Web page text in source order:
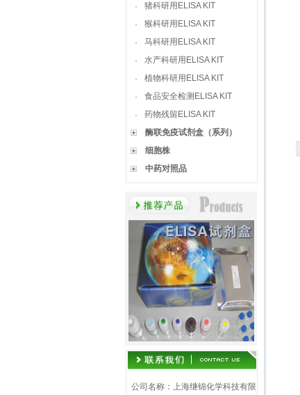
·
猪科研用ELISA KIT
·
猴科研用ELISA KIT
·
马科研用ELISA KIT
·
水产科研用ELISA KIT
·
植物科研用ELISA KIT
·
食品安全检测ELISA KIT
·
药物残留ELISA KIT
酶联免疫试剂盒（系列）
细胞株
中药对照品
公司名称：上海继锦化学科技有限